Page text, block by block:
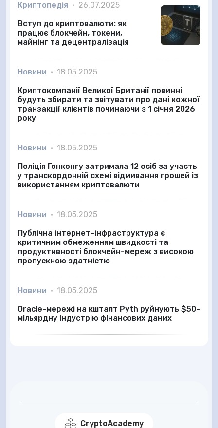
Криптопедія • 26.07.2025
Вступ до криптовалюти: як
працює блокчейн, токени,
майнінг та децентралізація
Новини • 18.05.2025
Криптокомпанії Великої Британії повинні
будуть збирати та звітувати про дані кожної
транзакції клієнтів починаючи з 1 січня 2026
року
Новини • 18.05.2025
Поліція Гонконгу затримала 12 осіб за участь
у транскордонній схемі відмивання грошей із
використанням криптовалюти
Новини • 18.05.2025
Публічна інтернет-інфраструктура є
критичним обмеженням швидкості та
продуктивності блокчейн-мереж з високою
пропускною здатністю
Новини • 18.05.2025
Oracle-мережі на кшталт Pyth руйнують $50-
мільярдну індустрію фінансових даних
CryptoAcademy